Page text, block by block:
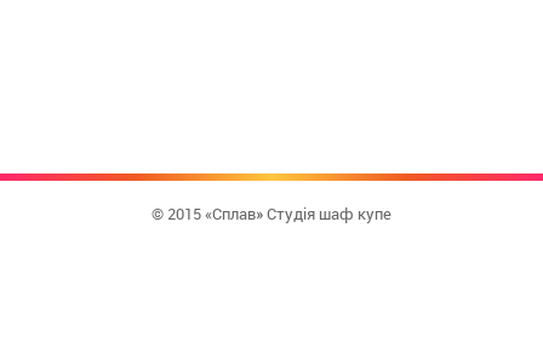
© 2015 «Сплав» Студія шаф купе